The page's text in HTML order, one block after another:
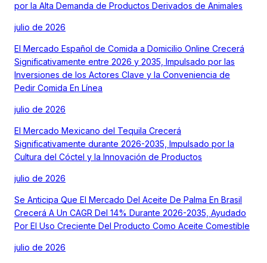
por la Alta Demanda de Productos Derivados de Animales
julio de 2026
El Mercado Español de Comida a Domicilio Online Crecerá
Significativamente entre 2026 y 2035, Impulsado por las
Inversiones de los Actores Clave y la Conveniencia de
Pedir Comida En Línea
julio de 2026
El Mercado Mexicano del Tequila Crecerá
Significativamente durante 2026-2035, Impulsado por la
Cultura del Cóctel y la Innovación de Productos
julio de 2026
Se Anticipa Que El Mercado Del Aceite De Palma En Brasil
Crecerá A Un CAGR Del 14% Durante 2026-2035, Ayudado
Por El Uso Creciente Del Producto Como Aceite Comestible
julio de 2026